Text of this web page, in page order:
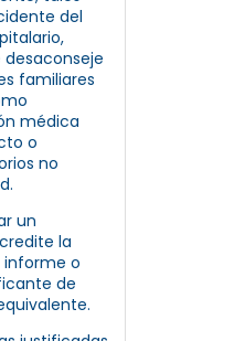
del
familiares
médica
o
no
un
la
o
de